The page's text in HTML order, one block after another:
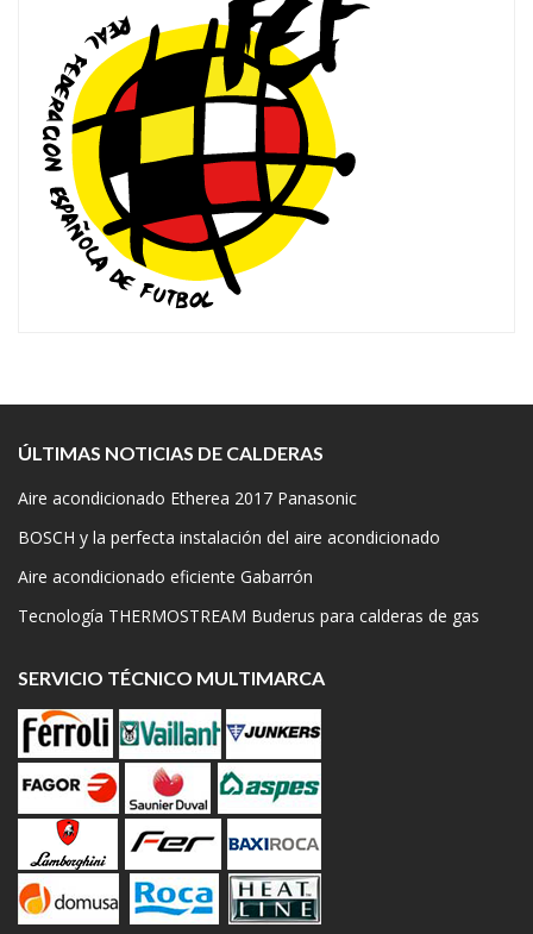
ÚLTIMAS NOTICIAS DE CALDERAS
Aire acondicionado Etherea 2017 Panasonic
BOSCH y la perfecta instalación del aire acondicionado
Aire acondicionado eficiente Gabarrón
Tecnología THERMOSTREAM Buderus para calderas de gas
SERVICIO TÉCNICO MULTIMARCA